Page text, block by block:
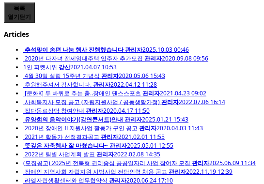
목록
열기닫기
Articles
추석맞이 송편 나눔 행사 진행했습니다관리자2025.10.03 00:46
2020년 다자녀 전세임대주택 입주자 추가모집 관리자2020.09.08 09:56
1인 피켓시위 강산2021.04.07 10:53
4월 30일 설립 15주년 기념식 관리자2020.05.06 15:43
후원해주셔서 감사합니다.관리자2022.04.12 11:28
[문화K] 두 바퀴로 추는 춤..장애인 댄스스포츠 관리자2021.04.23 09:02
사회복지사 모집 공고 (자립지원사업 / 공동생활가정)관리자2022.07.06 16:14
집단동료상담 참여안내 관리자2020.04.17 11:50
유양희의 음악이야기(강연콘서트)안내 관리자2025.01.21 15:43
2020년 장애인 IL지원사업 활동가 구인 공고 관리자2020.04.03 11:43
2021년 활동가 선정결과공고 관리자2021.02.01 11:55
뜻깊은 자축행사 잘 마쳤습니다~관리자2025.05.01 12:55
2022년 팀별 사업계획 발표 관리자2022.02.08 14:35
(모집공고) 2025년 전북형 권리중심 공공일자리 사업 참여자 모집 관리자2025.06.09 11:34
장애인 지역사회 자립지원 시범사업 전담인력 채용 공고 관리자2022.11.19 12:39
라엘자립생활센터와 업무협약식 관리자2020.06.24 17:10